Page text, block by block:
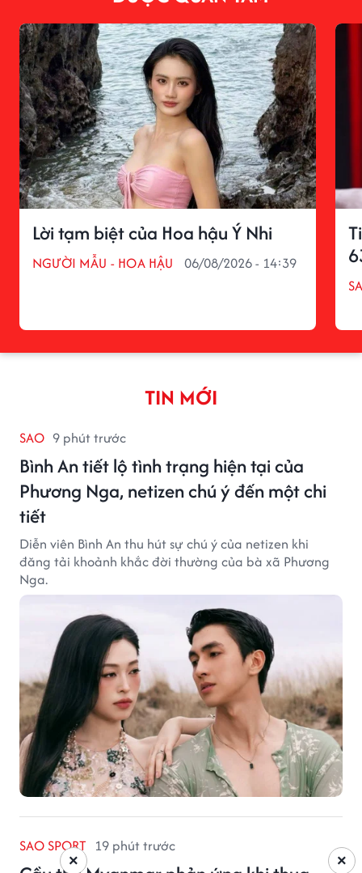
Lời tạm biệt của Hoa hậu Ý Nhi
NGƯỜI MẪU - HOA HẬU 06/08/2026 - 14:39
TIN MỚI
SAO 9 phút trước
Bình An tiết lộ tình trạng hiện tại của
Phương Nga, netizen chú ý đến một chi
tiết
Diễn viên Bình An thu hút sự chú ý của netizen khi
đăng tải khoảnh khắc đời thường của bà xã Phương
Nga.
SAO SPORT 19 phút trước
×
×